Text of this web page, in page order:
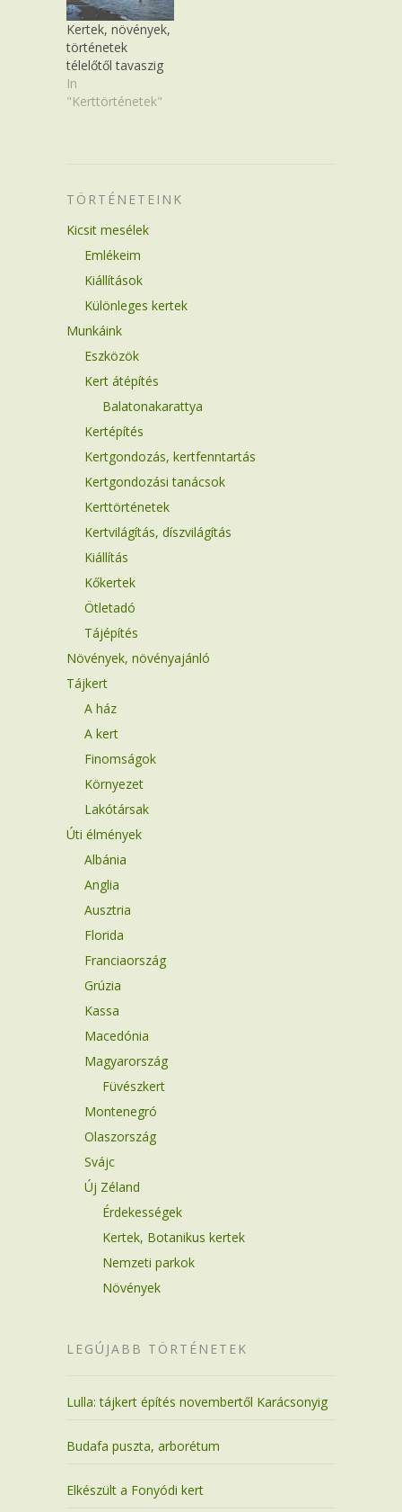
Kertek, növények,
történetek
télelőtől tavaszig
In
"Kerttörténetek"
TÖRTÉNETEINK
Kicsit mesélek
Emlékeim
Kiállítások
Különleges kertek
Munkáink
Eszközök
Kert átépítés
Balatonakarattya
Kertépítés
Kertgondozás, kertfenntartás
Kertgondozási tanácsok
Kerttörténetek
Kertvilágítás, díszvilágítás
Kiállítás
Kőkertek
Ötletadó
Tájépítés
Növények, növényajánló
Tájkert
A ház
A kert
Finomságok
Környezet
Lakótársak
Úti élmények
Albánia
Anglia
Ausztria
Florida
Franciaország
Grúzia
Kassa
Macedónia
Magyarország
Füvészkert
Montenegró
Olaszország
Svájc
Új Zéland
Érdekességek
Kertek, Botanikus kertek
Nemzeti parkok
Növények
LEGÚJABB TÖRTÉNETEK
Lulla: tájkert építés novembertől Karácsonyig
Budafa puszta, arborétum
Elkészült a Fonyódi kert